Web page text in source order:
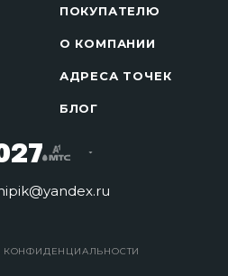
ПОКУПАТЕЛЮ
О КОМПАНИИ
АДРЕСА ТОЧЕК
БЛОГ
КОНФИДЕНЦИАЛЬНОСТИ